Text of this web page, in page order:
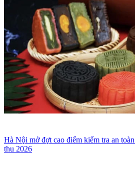
Hà Nội mở đợt cao điểm kiểm tra an
thu 2026